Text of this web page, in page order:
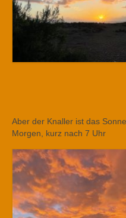
Aber der Knaller ist das
Morgen, kurz nach 7 Uhr